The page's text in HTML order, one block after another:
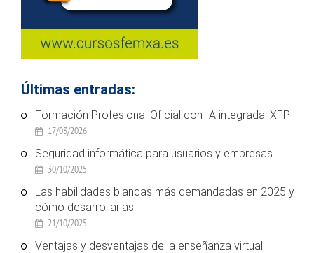
Últimas entradas:
Formación Profesional Oficial con IA integrada: XFP
17/03/2026
Seguridad informática para usuarios y empresas
30/10/2025
Las habilidades blandas más demandadas en 2025 y
cómo desarrollarlas
21/10/2025
Ventajas y desventajas de la enseñanza virtual